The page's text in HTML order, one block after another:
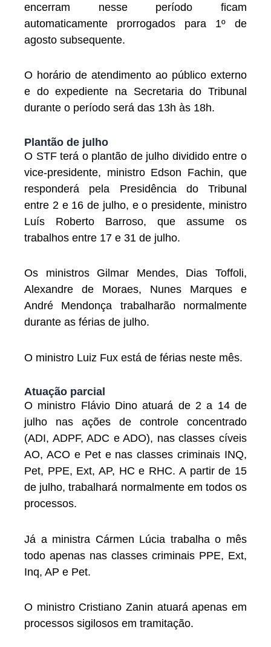
encerram nesse período ficam
automaticamente prorrogados para 1º de
agosto subsequente.
O horário de atendimento ao público externo
e do expediente na Secretaria do Tribunal
durante o período será das 13h às 18h.
Plantão de julho
O STF terá o plantão de julho dividido entre o
vice-presidente, ministro Edson Fachin, que
responderá pela Presidência do Tribunal
entre 2 e 16 de julho, e o presidente, ministro
Luís Roberto Barroso, que assume os
trabalhos entre 17 e 31 de julho.
Os ministros Gilmar Mendes, Dias Toffoli,
Alexandre de Moraes, Nunes Marques e
André Mendonça trabalharão normalmente
durante as férias de julho.
O ministro Luiz Fux está de férias neste mês.
Atuação parcial
O ministro Flávio Dino atuará de 2 a 14 de
julho nas ações de controle concentrado
(ADI, ADPF, ADC e ADO), nas classes cíveis
AO, ACO e Pet e nas classes criminais INQ,
Pet, PPE, Ext, AP, HC e RHC. A partir de 15
de julho, trabalhará normalmente em todos os
processos.
Já a ministra Cármen Lúcia trabalha o mês
todo apenas nas classes criminais PPE, Ext,
Inq, AP e Pet.
O ministro Cristiano Zanin atuará apenas em
processos sigilosos em tramitação.